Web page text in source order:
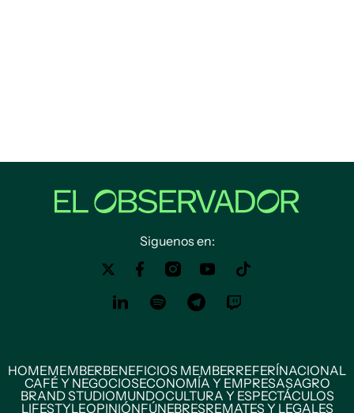
Siguenos en:
HOMEMEMBERBENEFICIOS MEMBERREFERÍNACIONAL
CAFÉ Y NEGOCIOSECONOMÍA Y EMPRESASAGRO
BRAND STUDIOMUNDOCULTURA Y ESPECTÁCULOS
LIFESTYLEOPINIÓNFÚNEBRESREMATES Y LEGALES